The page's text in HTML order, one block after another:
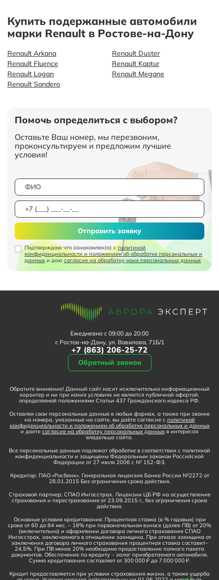
Купить подержанные автомобили
марки Renault в Ростове-на-Дону
Renault Arkana
Renault Duster
Renault Fluence
Renault Kaptur
Renault Logan
Renault Megane
Renault Sandero
Помочь определиться с выбором?
Оставьте Ваш номер, мы перезвоним,
проконсультируем и предложим лучшие
условия!
Подтверждаю что ознакомлен(а) сполитикой
конфиденциальности и положением об обработке персональных и
данных и даю согласие на обработку моих персональных данных
Отправить заявку
Ежедневно с 09:00 до 20:00
г. Ростов-на-Дону, ул. Вавилова, 71Б/1
+7 (863) 206-25-72
Обратный звонок
Обратите внимание! Данный сайт носит исключительно информационный
характер и ни при каких условиях не является публичной офертой,
определяемой положениями Статьи 437 Гражданского кодекса РФ.
Оставляя свои персональные данные в любых формах, а также при звонке
на номера, указанные на сайте, вы даёте согласие с политикой
конфиденциальности и положением об обработке персональных и данных
и даете согласие на обработку персональных данных в интересах
владельца сайта.
Все персональные данные подлежат обработке в соответствии с политикой
конфиденциальности и защищены Федеральным законом Российской
Федерации от 27 июля 2006 г. № 152-ФЗ.
Кредитор: ПАО «Росбанк». Генеральная лицензия Банка России №2272 от
28.01.2015 Без ограничения срока действия.
Страховой партнер: СПАО Ингосстрах. Лицензии ЦБ РФ на осуществление
страхования и перестрахования от 23.09.2015 г., без ограничения срока
действия.
Основные условия кредитования: Процентная ставка (в % годовых) при
сроке от 60 до 84 мес. – 18% при первоначальном взносе (далее ПВ) от 20%
(включительно) и оформлении договора личного страхования СПАО
Ингосстрах, заключаемого в отношении заемщика. При отказе заемщика от
заключения договора личного страхования процентная ставка составит–
24,5%. При ПВ менее 20% необходимо предоставление полного пакета
документов. Обеспечение по кредиту – залог приобретаемого автомобиля.
Сумма кредитования составляет от 300 000 ₽ до 7 000 000 ₽.
Кредит предоставляется при условии страхования жизни, а также ущерба